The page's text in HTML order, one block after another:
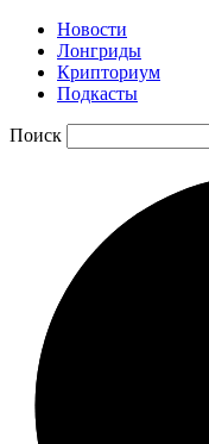
Новости
Лонгриды
Крипториум
Подкасты
Поиск